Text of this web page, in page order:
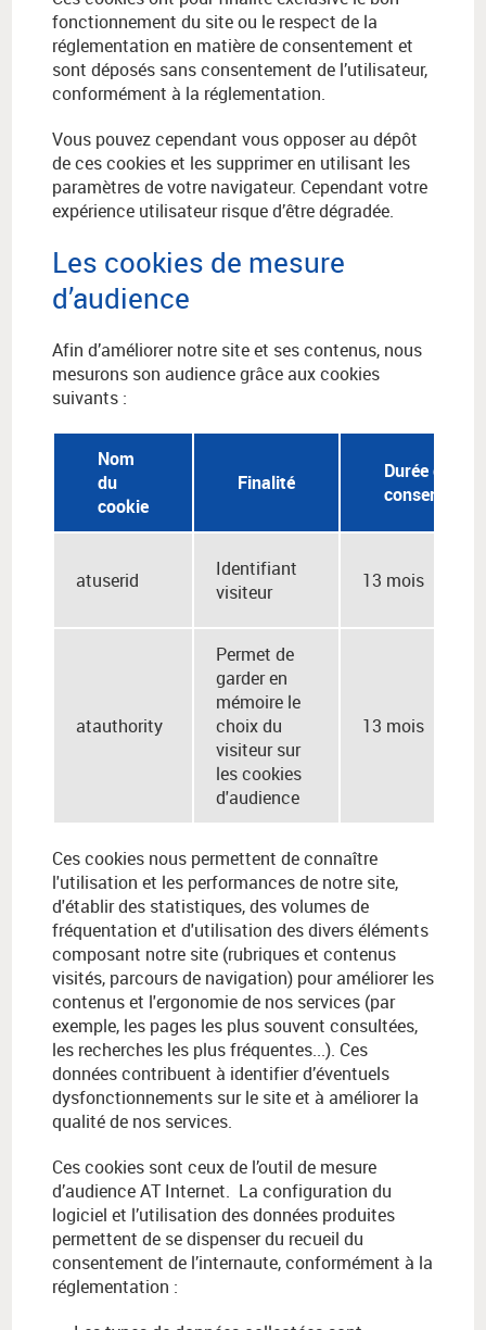
fonctionnement du site ou le respect de la
réglementation en matière de consentement et
sont déposés sans consentement de l’utilisateur,
conformément à la réglementation.
Vous pouvez cependant vous opposer au dépôt
de ces cookies et les supprimer en utilisant les
paramètres de votre navigateur. Cependant votre
expérience utilisateur risque d’être dégradée.
Les cookies de mesure
d’audience
Afin d’améliorer notre site et ses contenus, nous
mesurons son audience grâce aux cookies
suivants :
Nom
du
cookie
Finalité
Durée de
conservation
atuserid
Identifiant
visiteur
13 mois
atauthority
Permet de
garder en
mémoire le
choix du
visiteur sur
les cookies
d'audience
13 mois
Ces cookies nous permettent de connaître
l'utilisation et les performances de notre site,
d'établir des statistiques, des volumes de
fréquentation et d'utilisation des divers éléments
composant notre site (rubriques et contenus
visités, parcours de navigation) pour améliorer les
contenus et l'ergonomie de nos services (par
exemple, les pages les plus souvent consultées,
les recherches les plus fréquentes...). Ces
données contribuent à identifier d’éventuels
dysfonctionnements sur le site et à améliorer la
qualité de nos services.
Ces cookies sont ceux de l’outil de mesure
d’audience AT Internet. La configuration du
logiciel et l’utilisation des données produites
permettent de se dispenser du recueil du
consentement de l’internaute, conformément à la
réglementation :